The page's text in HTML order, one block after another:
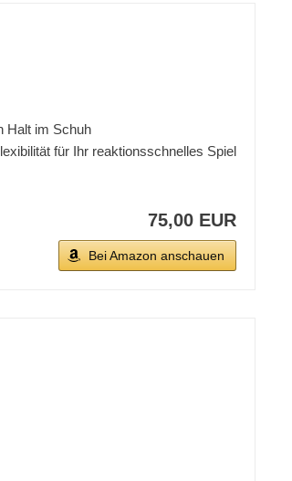
Halt im Schuh
für Ihr reaktionsschnelles Spiel
75,00 EUR
Bei Amazon anschauen